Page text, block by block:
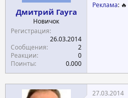
Дмитрий Гауга
Новичок
Регистрация
26.03.2014
Сообщения
2
Реакции
0
Поинты
0.000
Реклама: 🔥
27.03.2014